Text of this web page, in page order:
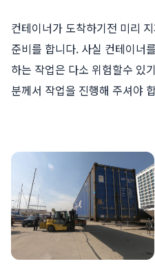
컨테이너가 도착하기전 미리
준비를 합니다. 사실 컨테이너
하는 작업은 다소 위험할수 있
분께서 작업을 진행해 주셔야